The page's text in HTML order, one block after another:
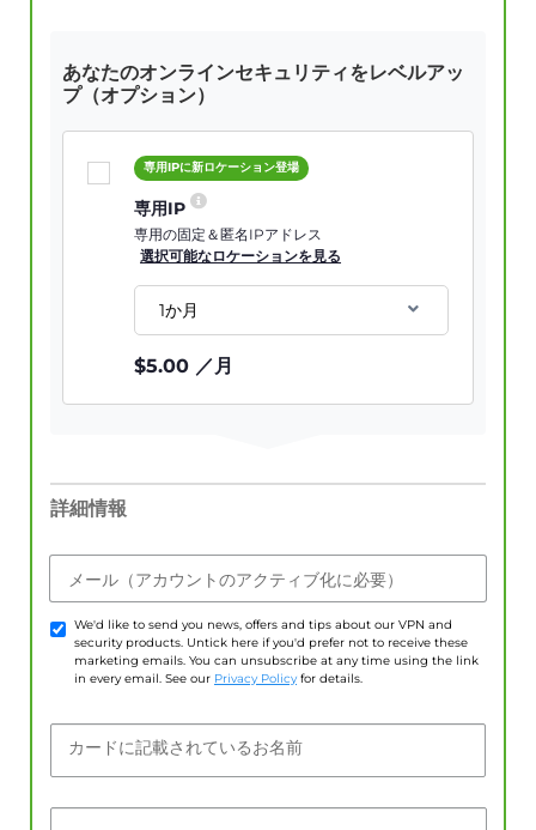
あなたのオンラインセキュリティをレベルアッ
プ（オプション）
専用IPに新ロケーション登場
専用IP
専用の固定＆匿名IPアドレス
選択可能なロケーションを見る
1か月
$5.00 ／月
詳細情報
メール（アカウントのアクティブ化に必要）
We'd like to send you news, offers and tips about our VPN and
security products. Untick here if you'd prefer not to receive these
marketing emails. You can unsubscribe at any time using the link
in every email. See our Privacy Policy for details.
カードに記載されているお名前